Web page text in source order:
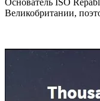
Основатель ISO
Великобритании,